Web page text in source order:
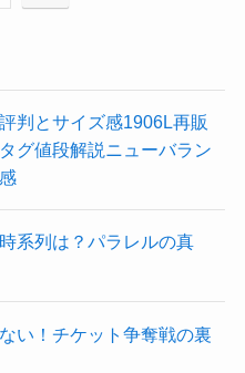
判とサイズ感1906L再販
グ値段解説ニューバラン
系列は？パラレルの真
い！チケット争奪戦の裏